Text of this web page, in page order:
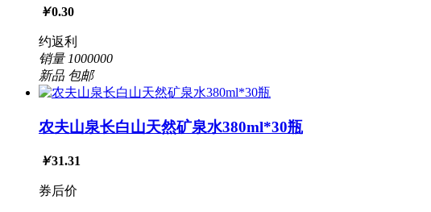
￥0.30
约返利
销量 1000000
新品 包邮
农夫山泉长白山天然矿泉水380ml*30瓶
￥31.31
券后价